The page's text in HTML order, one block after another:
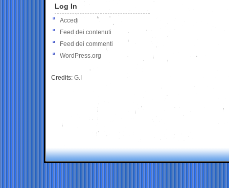
Log In
Accedi
Feed dei contenuti
Feed dei commenti
WordPress.org
Credits: G.I